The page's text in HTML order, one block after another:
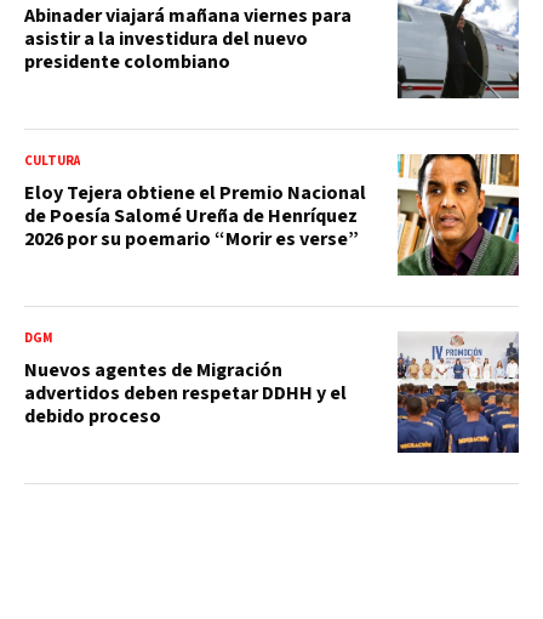
Abinader viajará mañana viernes para
asistir a la investidura del nuevo
presidente colombiano
CULTURA
Eloy Tejera obtiene el Premio Nacional
de Poesía Salomé Ureña de Henríquez
2026 por su poemario “Morir es verse”
DGM
Nuevos agentes de Migración
advertidos deben respetar DDHH y el
debido proceso